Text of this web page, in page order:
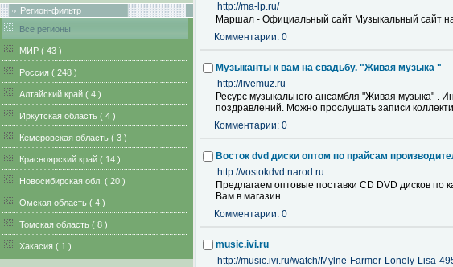
Регион-фильтр
Все регионы
MИР ( 43 )
Pоссия ( 248 )
Алтайский край ( 4 )
Иркутская область ( 4 )
Кемеровская область ( 3 )
Красноярский край ( 14 )
Новосибирская обл. ( 20 )
Омская область ( 4 )
Томская область ( 8 )
Хакасия ( 1 )
http://ma-lp.ru/
Маршал - Официальный сайт Музыкальный сайт
Комментарии: 0
Музыканты к вам на свадьбу. "Живая музыка "
http://livemuz.ru
Ресурс музыкального ансамбля "Живая музыка" .
поздравлений. Можно прослушать записи
Комментарии: 0
Восток dvd диски оптом по прайсам
http://vostokdvd.narod.ru
Предлагаем оптовые поставки CD DVD дисков по
Вам в магазин.
Комментарии: 0
music.ivi.ru
http://music.ivi.ru/watch/Mylne-Farmer-Lonely-Lisa-